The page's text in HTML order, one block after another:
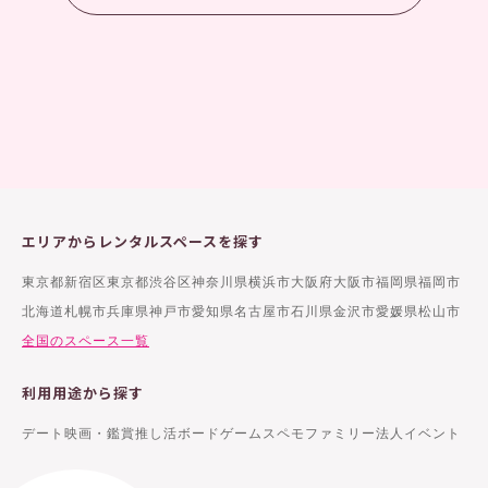
エリアからレンタルスペースを探す
東京都新宿区東京都渋谷区神奈川県横浜市大阪府大阪市福岡県福岡市
北海道札幌市兵庫県神戸市愛知県名古屋市石川県金沢市愛媛県松山市
全国のスペース一覧
利用用途から探す
デート 映画・鑑賞推し活ボードゲーム スペモファミリー法人イベント